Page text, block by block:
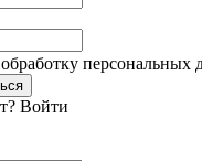
персональных
Войти